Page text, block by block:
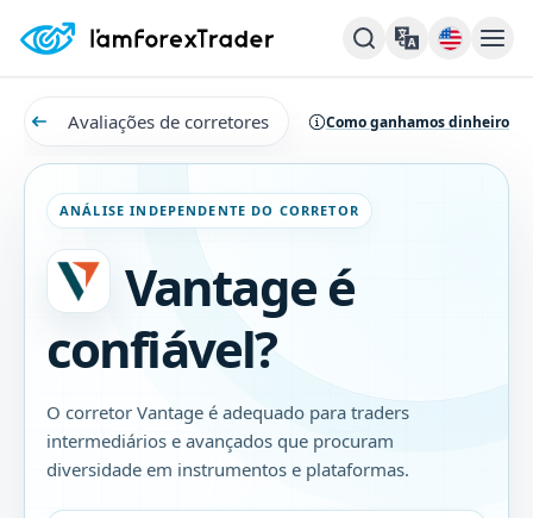
Avaliações de corretores Como ganhamos dinheiro
ANÁLISE INDEPENDENTE DO CORRETOR
Vantage é
confiável?
O corretor Vantage é adequado para traders
intermediários e avançados que procuram
diversidade em instrumentos e plataformas.